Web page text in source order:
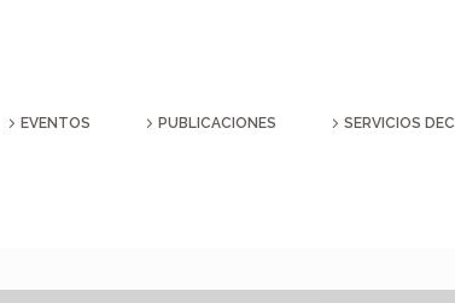
EVENTOS PUBLICACIONES SERVICIOS DEC